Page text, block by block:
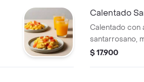
Calentado
Calentado con
santarrosano,
guacamole y
$ 17.900